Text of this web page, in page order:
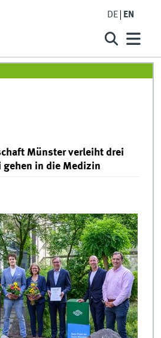
DE EN
Münster verleiht drei
gehen in die Medizin